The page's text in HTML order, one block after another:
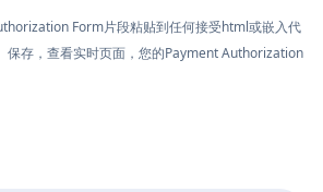
Form片段粘贴到任何接受html或嵌入代
保存，查看实时页面，您的Payment Authorization